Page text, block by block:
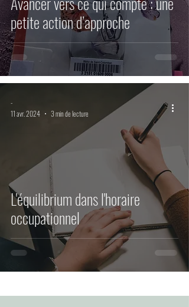
petite action d’approche
L'équilibrium dans l'horaire
occupationnel
-
11 avr. 2024
3 min de lecture